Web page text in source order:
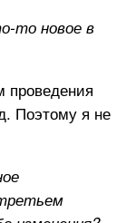
то новое в
проведения
Поэтому я не